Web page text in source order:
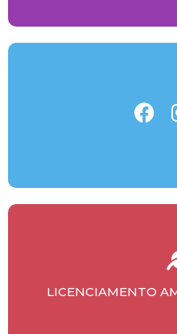
LICENCIAMENTO